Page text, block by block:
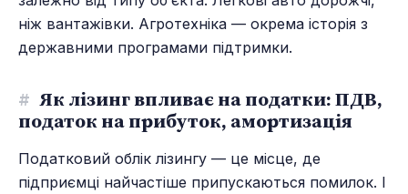
ніж вантажівки. Агротехніка — окрема історія з
державними програмами підтримки.
# Як лізинг впливає на податки: ПДВ,
податок на прибуток, амортизація
Податковий облік лізингу — це місце, де
підприємці найчастіше припускаються помилок. І